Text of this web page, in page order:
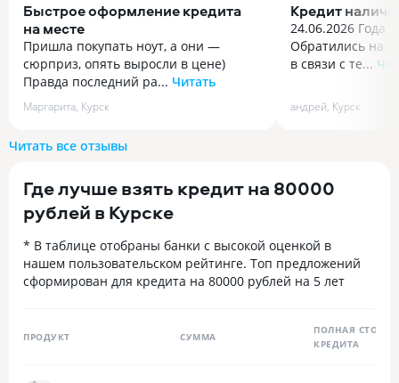
Быстрое оформление кредита
на месте
Пришла покупать ноут, а они —
сюрприз, опять выросли в цене)
Правда последний ра... Читать
Пришла покупать ноут, а они —
сюрприз, опять выросли в цене)
полгода назад, вот тогда и надо было
вариантов все равно нет, надо брать.
Так что пришлось обращаться
за помощью к представителям
ренессанса, которые сидели прямо
в магазине — удобная фишка.
Конечно банковских там было
по знакомому пути. Очень удобно, что
Маргарита, Курск
Кредит
24.06.2026 Года
Обратились на
в связи с те...
Обратились на
в связи с тем
вина. Но
прежним🤗.
андрей, Курск
Читать все отзывы
Где лучше взять кредит на 80000
рублей в Курске
* В таблице отобраны банки с высокой оценкой в
нашем пользовательском рейтинге. Топ предложений
сформирован для кредита на 80000 рублей на 5 лет
ПРОДУКТ СУММА
ПОЛНАЯ
КРЕДИТА